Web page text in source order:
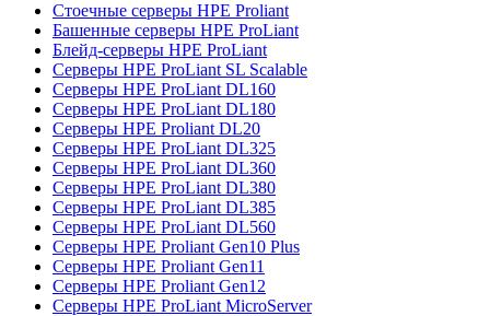
Стоечные серверы HPE Proliant
Башенные серверы HPE ProLiant
Блейд-серверы HPE ProLiant
Серверы HPE ProLiant SL Scalable
Серверы HPE ProLiant DL160
Серверы HPE ProLiant DL180
Серверы HPE Proliant DL20
Серверы HPE ProLiant DL325
Серверы HPE ProLiant DL360
Серверы HPE ProLiant DL380
Серверы HPE ProLiant DL385
Серверы HPE ProLiant DL560
Серверы HPE Proliant Gen10 Plus
Серверы HPE Proliant Gen11
Серверы HPE Proliant Gen12
Серверы HPE ProLiant MicroServer